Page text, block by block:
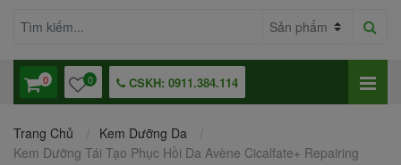
0 0 CSKH: 0911.384.114
Trang Chủ
Kem Dưỡng Da
Kem Dưỡng Tái Tạo Phục Hồi Da Avène Cicalfate+ Repairing